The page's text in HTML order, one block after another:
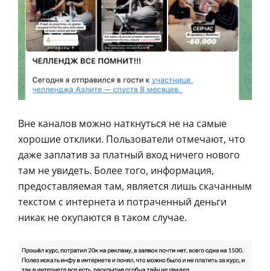
Вне каналов можно наткнуться не на самые
хорошие отклики. Пользователи отмечают, что
даже заплатив за платный вход ничего нового
там не увидеть. Более того, информация,
предоставляемая там, является лишь скачанным
текстом с интернета и потраченный деньги
никак не окупаются в таком случае.